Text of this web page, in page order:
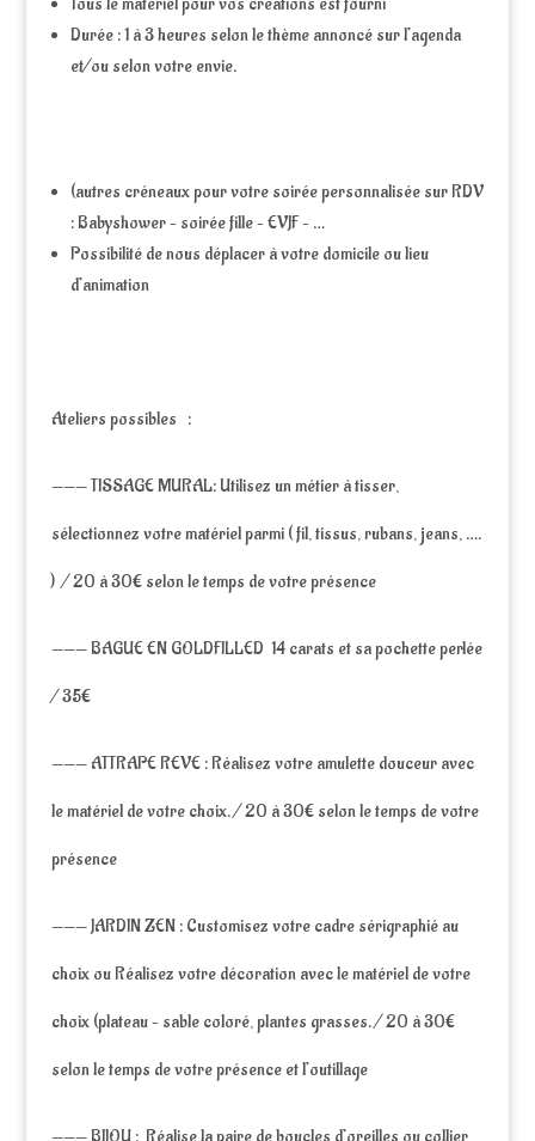
Durée : 1 à 3 heures selon le thème annoncé sur l’agenda
et/ou selon votre envie.
(autres créneaux pour votre soirée personnalisée sur RDV
: Babyshower – soirée fille – EVJF – …
Possibilité de nous déplacer à votre domicile ou lieu
d’animation
Ateliers possibles :
——— TISSAGE MURAL: Utilisez un métier à tisser,
sélectionnez votre matériel parmi ( fil, tissus, rubans, jeans, ….
) / 20 à 30€ selon le temps de votre présence
——— BAGUE EN GOLDFILLED 14 carats et sa pochette perlée
/ 35€
——— ATTRAPE REVE : Réalisez votre amulette douceur avec
le matériel de votre choix. / 20 à 30€ selon le temps de votre
présence
——— JARDIN ZEN : Customisez votre cadre sérigraphié au
choix ou Réalisez votre décoration avec le matériel de votre
choix (plateau – sable coloré, plantes grasses. / 20 à 30€
selon le temps de votre présence et l’outillage